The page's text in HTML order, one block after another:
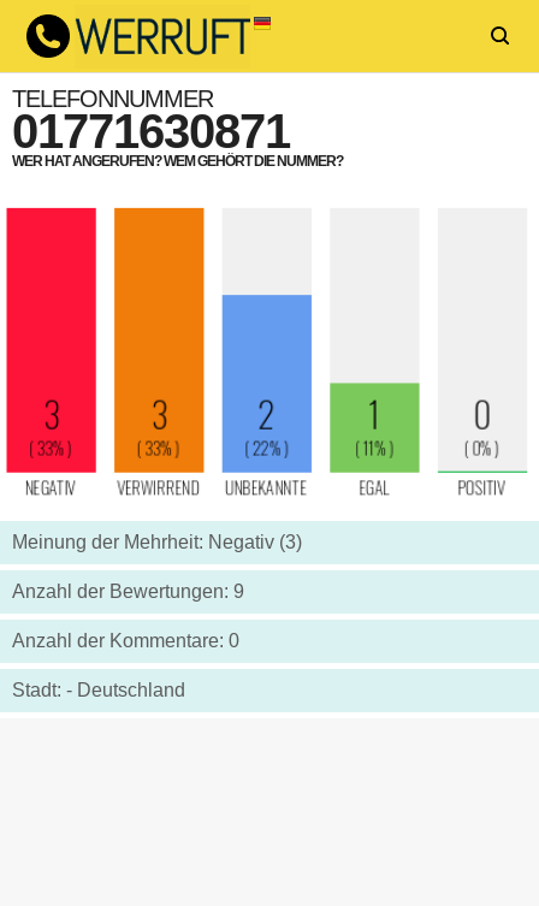
TELEFONNUMMER
01771630871
WER HAT ANGERUFEN? WEM GEHÖRT DIE NUMMER?
Meinung der Mehrheit: Negativ (3)
Anzahl der Bewertungen: 9
Anzahl der Kommentare: 0
Stadt: - Deutschland